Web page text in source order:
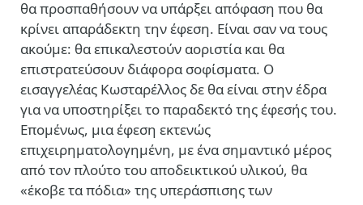
θα προσπαθήσουν να υπάρξει απόφαση που θα
κρίνει απαράδεκτη την έφεση. Είναι σαν να τους
ακούμε: θα επικαλεστούν αοριστία και θα
επιστρατεύσουν διάφορα σοφίσματα. Ο
εισαγγελέας Κωσταρέλλος δε θα είναι στην έδρα
για να υποστηρίξει το παραδεκτό της έφεσής του.
Επομένως, μια έφεση εκτενώς
επιχειρηματολογημένη, με ένα σημαντικό μέρος
από τον πλούτο του αποδεικτικού υλικού, θα
«έκοβε τα πόδια» της υπεράσπισης των